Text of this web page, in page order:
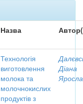
Назва
Технологія
виготовлення
молока та
молочнокислих
продуктів з
Діана